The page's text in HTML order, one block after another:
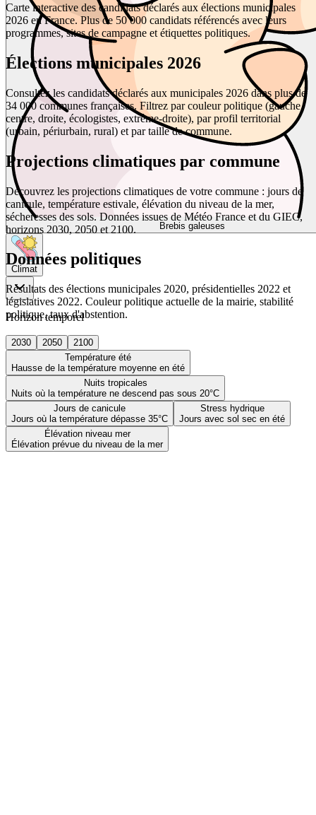
Brebis galeuses
Climat
Horizon temporel
2030 2050
2100
Température été
Hausse de la température moyenne en été
Nuits tropicales
Nuits où la température ne descend pas sous 20°C
Jours de canicule
Jours où la température dépasse 35°C
Stress hydrique
Jours avec sol sec en été
Élévation niveau mer
Élévation prévue du niveau de la mer
Carte interactive des candidats déclarés aux élections municipales
2026 en France. Plus de 50 000 candidats référencés avec leurs
programmes, sites de campagne et étiquettes politiques.
Élections municipales 2026
Consultez les candidats déclarés aux municipales 2026 dans plus de
34 000 communes françaises. Filtrez par couleur politique (gauche,
centre, droite, écologistes, extrême-droite), par profil territorial
(urbain, périurbain, rural) et par taille de commune.
Projections climatiques par commune
Découvrez les projections climatiques de votre commune : jours de
canicule, température estivale, élévation du niveau de la mer,
sécheresses des sols. Données issues de Météo France et du GIEC,
horizons 2030, 2050 et 2100.
Données politiques
Résultats des élections municipales 2020, présidentielles 2022 et
législatives 2022. Couleur politique actuelle de la mairie, stabilité
politique, taux d'abstention.